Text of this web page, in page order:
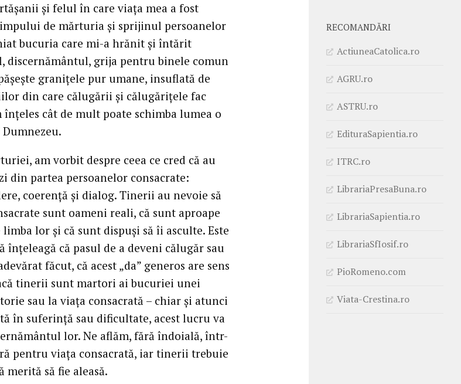
și felul în care viața mea a fost
de mărturia și sprijinul persoanelor
bucuria care mi-a hrănit și întărit
discernământul, grija pentru binele comun
granițele pur umane, insuflată de
din care călugării și călugărițele fac
cât de mult poate schimba lumea o
am vorbit despre ceea ce cred că au
din partea persoanelor consacrate:
coerență și dialog. Tinerii au nevoie să
sunt oameni reali, că sunt aproape
limba lor și că sunt dispuși să îi asculte. Este
că pasul de a deveni călugăr sau
făcut, că acest „da” generos are sens
tinerii sunt martori ai bucuriei unei
sau la viața consacrată – chiar și atunci
în suferință sau dificultate, acest lucru va
lor. Ne aflăm, fără îndoială, într-
pentru viața consacrată, iar tinerii trebuie
merită să fie aleasă.
RECOMANDĂRI
ActiuneaCatolica.ro
AGRU.ro
ASTRU.ro
EdituraSapientia.ro
ITRC.ro
LibrariaPresaBuna.ro
LibrariaSapientia.ro
LibrariaSfIosif.ro
PioRomeno.com
Viata-Crestina.ro